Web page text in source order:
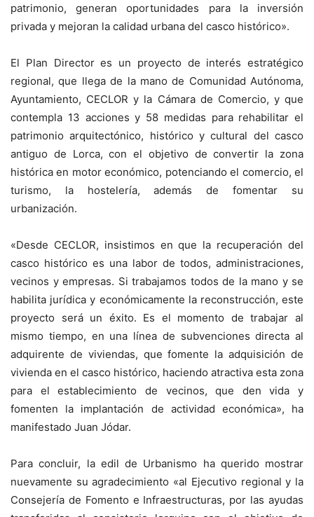
patrimonio, generan oportunidades para la inversión
privada y mejoran la calidad urbana del casco histórico».
El Plan Director es un proyecto de interés estratégico
regional, que llega de la mano de Comunidad Autónoma,
Ayuntamiento, CECLOR y la Cámara de Comercio, y que
contempla 13 acciones y 58 medidas para rehabilitar el
patrimonio arquitectónico, histórico y cultural del casco
antiguo de Lorca, con el objetivo de convertir la zona
histórica en motor económico, potenciando el comercio, el
turismo, la hostelería, además de fomentar su
urbanización.
«Desde CECLOR, insistimos en que la recuperación del
casco histórico es una labor de todos, administraciones,
vecinos y empresas. Si trabajamos todos de la mano y se
habilita jurídica y económicamente la reconstrucción, este
proyecto será un éxito. Es el momento de trabajar al
mismo tiempo, en una línea de subvenciones directa al
adquirente de viviendas, que fomente la adquisición de
vivienda en el casco histórico, haciendo atractiva esta zona
para el establecimiento de vecinos, que den vida y
fomenten la implantación de actividad económica», ha
manifestado Juan Jódar.
Para concluir, la edil de Urbanismo ha querido mostrar
nuevamente su agradecimiento «al Ejecutivo regional y la
Consejería de Fomento e Infraestructuras, por las ayudas